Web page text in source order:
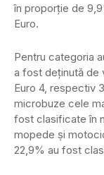
în proporție de
Euro.
Pentru categoria
a fost deținută de
Euro 4, respectiv
microbuze cele
fost clasificate în
mopede ṣi
22,9% au fost